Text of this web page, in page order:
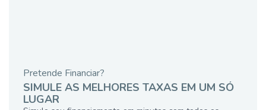
Pretende Financiar?
SIMULE AS MELHORES TAXAS EM UM SÓ
LUGAR